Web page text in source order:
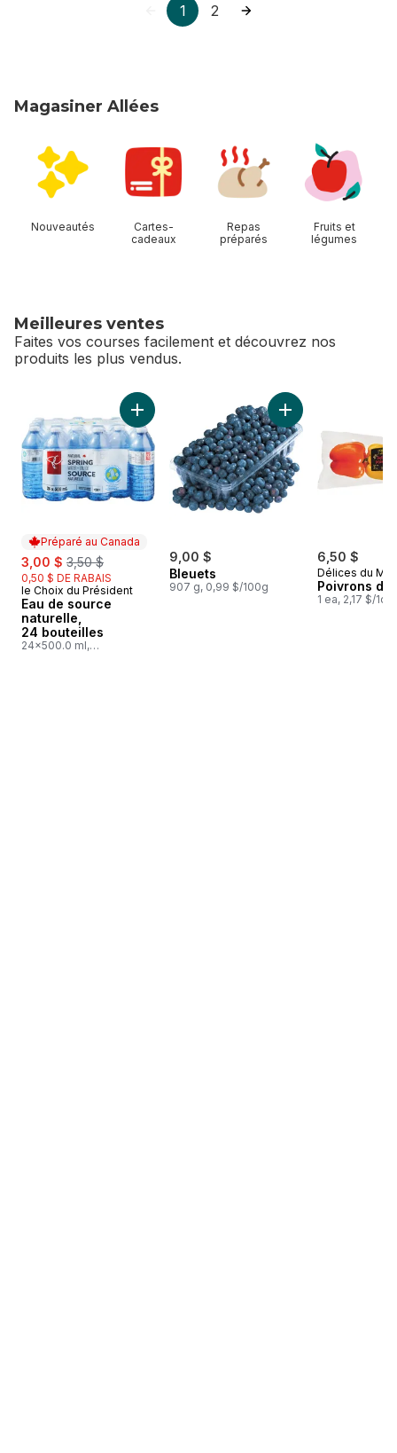
1 2
Magasiner Allées
Nouveautés
Cartes-
cadeaux
Repas
préparés
Fruits et
légumes
Meilleures ventes
Faites vos courses facilement et découvrez nos
produits les plus vendus.
sauter Meilleures ventes
Préparé au Canada
sale:
3,00 $ , formerly:
3,50 $
0,50 $ DE RABAIS
Préparé au Canada
le Choix du Président
Eau de source
naturelle,
24 bouteilles
24x500.0 ml,
Ajouter Eau de source naturelle, 24
9,00 $
Bleuets
907 g, 0,99 $/100g
Ajouter Bleuets au
6,50 $
Délices du
Poivrons de
1 ea, 2,17 $/1ch